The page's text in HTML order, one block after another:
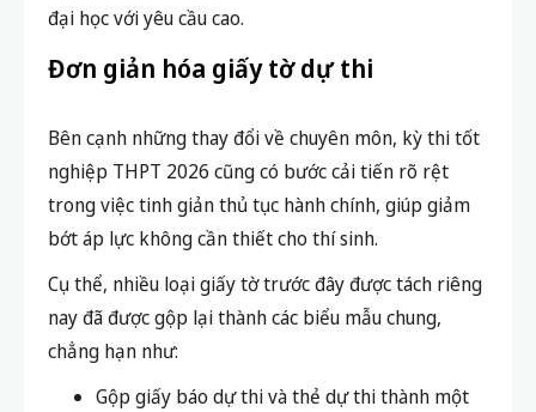
đại học với yêu cầu cao.
Đơn giản hóa giấy tờ dự thi
Bên cạnh những thay đổi về chuyên môn, kỳ thi tốt
nghiệp THPT 2026 cũng có bước cải tiến rõ rệt
trong việc tinh giản thủ tục hành chính, giúp giảm
bớt áp lực không cần thiết cho thí sinh.
Cụ thể, nhiều loại giấy tờ trước đây được tách riêng
nay đã được gộp lại thành các biểu mẫu chung,
chẳng hạn như:
Gộp giấy báo dự thi và thẻ dự thi thành một